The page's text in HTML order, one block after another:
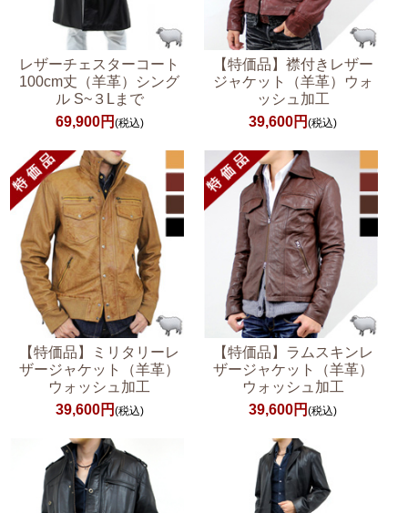
レザーチェスターコート
100cm丈（羊革）シング
ル S~３Lまで
69,900円 (税込)
【特価品】襟付きレザー
ジャケット（羊革）ウォ
ッシュ加工
39,600円(税込)
【特価品】ミリタリーレ
ザージャケット（羊革）
ウォッシュ加工
39,600円 (税込)
【特価品】ラムスキンレ
ザージャケット（羊革）
ウォッシュ加工
39,600円(税込)